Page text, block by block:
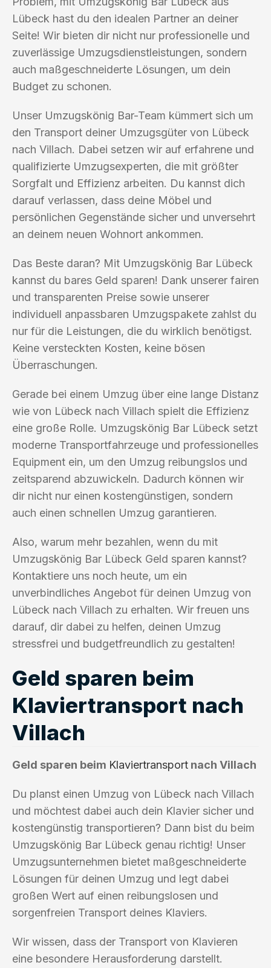
Lübeck hast du den idealen Partner an deiner
Seite! Wir bieten dir nicht nur professionelle und
zuverlässige Umzugsdienstleistungen, sondern
auch maßgeschneiderte Lösungen, um dein
Budget zu schonen.
Unser Umzugskönig Bar-Team kümmert sich um
den Transport deiner Umzugsgüter von Lübeck
nach Villach. Dabei setzen wir auf erfahrene und
qualifizierte Umzugsexperten, die mit größter
Sorgfalt und Effizienz arbeiten. Du kannst dich
darauf verlassen, dass deine Möbel und
persönlichen Gegenstände sicher und unversehrt
an deinem neuen Wohnort ankommen.
Das Beste daran? Mit Umzugskönig Bar Lübeck
kannst du bares Geld sparen! Dank unserer fairen
und transparenten Preise sowie unserer
individuell anpassbaren Umzugspakete zahlst du
nur für die Leistungen, die du wirklich benötigst.
Keine versteckten Kosten, keine bösen
Überraschungen.
Gerade bei einem Umzug über eine lange Distanz
wie von Lübeck nach Villach spielt die Effizienz
eine große Rolle. Umzugskönig Bar Lübeck setzt
moderne Transportfahrzeuge und professionelles
Equipment ein, um den Umzug reibungslos und
zeitsparend abzuwickeln. Dadurch können wir
dir nicht nur einen kostengünstigen, sondern
auch einen schnellen Umzug garantieren.
Also, warum mehr bezahlen, wenn du mit
Umzugskönig Bar Lübeck Geld sparen kannst?
Kontaktiere uns noch heute, um ein
unverbindliches Angebot für deinen Umzug von
Lübeck nach Villach zu erhalten. Wir freuen uns
darauf, dir dabei zu helfen, deinen Umzug
stressfrei und budgetfreundlich zu gestalten!
Geld sparen beim
Klaviertransport nach
Villach
Geld sparen beim Klaviertransport nach Villach
Du planst einen Umzug von Lübeck nach Villach
und möchtest dabei auch dein Klavier sicher und
kostengünstig transportieren? Dann bist du beim
Umzugskönig Bar Lübeck genau richtig! Unser
Umzugsunternehmen bietet maßgeschneiderte
Lösungen für deinen Umzug und legt dabei
großen Wert auf einen reibungslosen und
sorgenfreien Transport deines Klaviers.
Wir wissen, dass der Transport von Klavieren
eine besondere Herausforderung darstellt.